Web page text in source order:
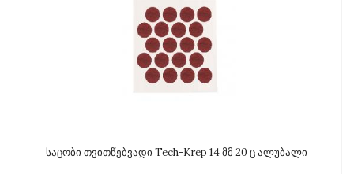
საცობი თვითწებვადი Tech-Krep 14 მმ 20 ც ალუბალი